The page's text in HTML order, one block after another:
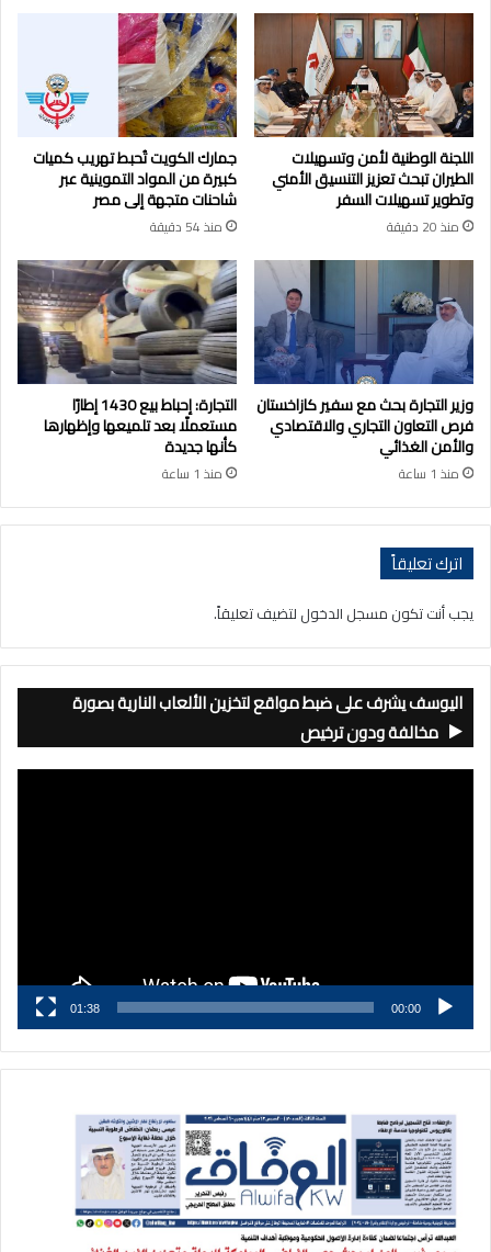
اللجنة الوطنية لأمن وتسهيلات
الطيران تبحث تعزيز التنسيق الأمني
وتطوير تسهيلات السفر
منذ 20 دقيقة
جمارك الكويت تُحبط تهريب كميات
كبيرة من المواد التموينية عبر
شاحنات متجهة إلى مصر
منذ 54 دقيقة
وزير التجارة بحث مع سفير كازاخستان
فرص التعاون التجاري والاقتصادي
والأمن الغذائي
منذ 1 ساعة
التجارة: إحباط بيع 1430 إطارًا
مستعملًا بعد تلميعها وإظهارها
كأنها جديدة
منذ 1 ساعة
اترك تعليقاً
يجب أنت تكون مسجل الدخول لتضيف تعليقاً.
اليوسف يشرف على ضبط مواقع لتخزين الألعاب النارية بصورة
مخالفة ودون ترخيص
00:00
01:38